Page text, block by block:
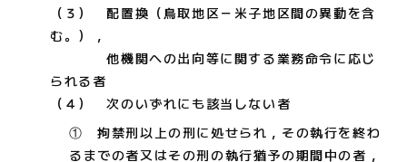
（３） 配置換（鳥取地区－米子地区間の異動を含
む。），
他機関への出向等に関する業務命令に応じ
られる者
（４） 次のいずれにも該当しない者
① 拘禁刑以上の刑に処せられ，その執行を終わ
るまでの者又はその刑の執行猶予の期間中の者，